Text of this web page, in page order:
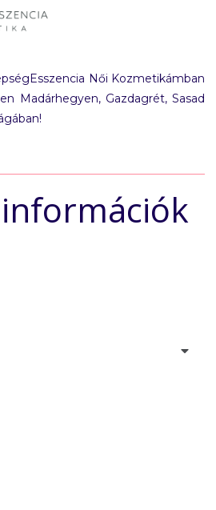
Női Kozmetikámban
Madárhegyen, Gazdagrét, Sasad